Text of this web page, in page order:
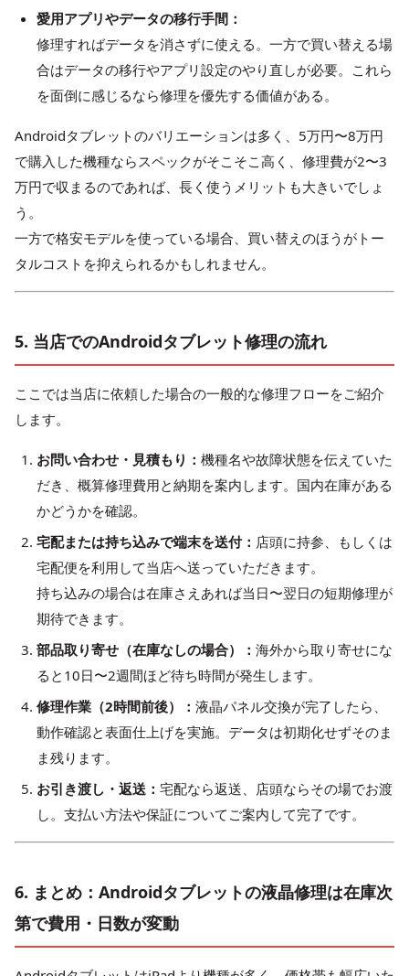
愛用アプリやデータの移行手間：
修理すればデータを消さずに使える。一方で買い替える場
合はデータの移行やアプリ設定のやり直しが必要。これら
を面倒に感じるなら修理を優先する価値がある。
Androidタブレットのバリエーションは多く、5万円〜8万円
で購入した機種ならスペックがそこそこ高く、修理費が2〜3
万円で収まるのであれば、長く使うメリットも大きいでしょ
う。
一方で格安モデルを使っている場合、買い替えのほうがトー
タルコストを抑えられるかもしれません。
5. 当店でのAndroidタブレット修理の流れ
ここでは当店に依頼した場合の一般的な修理フローをご紹介
します。
お問い合わせ・見積もり： 機種名や故障状態を伝えていた
だき、概算修理費用と納期を案内します。国内在庫がある
かどうかを確認。
宅配または持ち込みで端末を送付： 店頭に持参、もしくは
宅配便を利用して当店へ送っていただきます。
持ち込みの場合は在庫さえあれば当日〜翌日の短期修理が
期待できます。
部品取り寄せ（在庫なしの場合）： 海外から取り寄せにな
ると10日〜2週間ほど待ち時間が発生します。
修理作業（2時間前後）： 液晶パネル交換が完了したら、
動作確認と表面仕上げを実施。データは初期化せずそのま
ま残ります。
お引き渡し・返送： 宅配なら返送、店頭ならその場でお渡
し。支払い方法や保証についてご案内して完了です。
6. まとめ：Androidタブレットの液晶修理は在庫次
第で費用・日数が変動